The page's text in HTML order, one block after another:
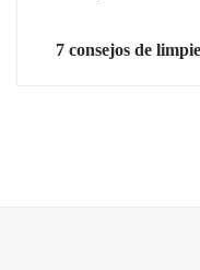
7 consejos de